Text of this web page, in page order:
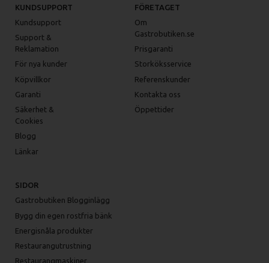
KUNDSUPPORT
Kundsupport
Support &
Reklamation
För nya kunder
Köpvillkor
Garanti
Säkerhet &
Cookies
Blogg
Länkar
FÖRETAGET
Om
Gastrobutiken.se
Prisgaranti
Storköksservice
Referenskunder
Kontakta oss
Öppettider
SIDOR
Gastrobutiken Blogginlägg
Bygg din egen rostfria bänk
Energisnåla produkter
Restaurangutrustning
Restaurangmaskiner